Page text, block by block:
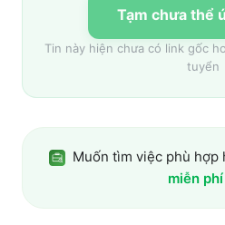
Tạm chưa thể
Tin này hiện chưa có link gốc
tuyển
Muốn tìm việc phù hợp
miễn